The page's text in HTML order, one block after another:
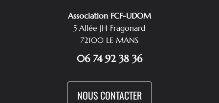
Association FCF-UDOM
5 Allée JH Fragonard
72100 LE MANS
06 74 92 38 36
NOUS CONTACTER